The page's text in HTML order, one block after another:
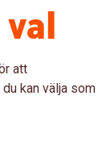
att
kan välja som